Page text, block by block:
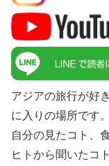
アジアの旅行が好
に入りの場所です。
自分の見たコト、
ヒトから聞いたコ